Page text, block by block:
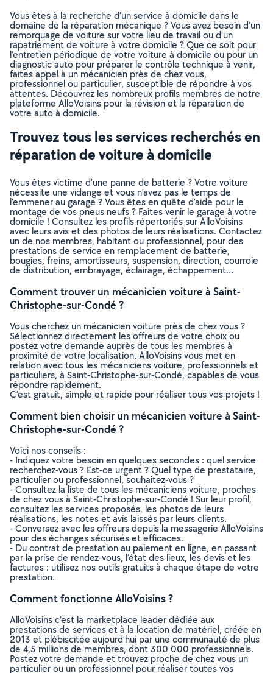
Vous êtes à la recherche d’un service à domicile dans le
domaine de la réparation mécanique ? Vous avez besoin d’un
remorquage de voiture sur votre lieu de travail ou d’un
rapatriement de voiture à votre domicile ? Que ce soit pour
l’entretien périodique de votre voiture à domicile ou pour un
diagnostic auto pour préparer le contrôle technique à venir,
faites appel à un mécanicien près de chez vous,
professionnel ou particulier, susceptible de répondre à vos
attentes. Découvrez les nombreux profils membres de notre
plateforme AlloVoisins pour la révision et la réparation de
votre auto à domicile.
Trouvez tous les services recherchés en
réparation de voiture à domicile
Vous êtes victime d’une panne de batterie ? Votre voiture
nécessite une vidange et vous n’avez pas le temps de
l’emmener au garage ? Vous êtes en quête d’aide pour le
montage de vos pneus neufs ? Faites venir le garage à votre
domicile ! Consultez les profils répertoriés sur AlloVoisins
avec leurs avis et des photos de leurs réalisations. Contactez
un de nos membres, habitant ou professionnel, pour des
prestations de service en remplacement de batterie,
bougies, freins, amortisseurs, suspension, direction, courroie
de distribution, embrayage, éclairage, échappement…
Comment trouver un mécanicien voiture à Saint-
Christophe-sur-Condé ?
Vous cherchez un mécanicien voiture près de chez vous ?
Sélectionnez directement les offreurs de votre choix ou
postez votre demande auprès de tous les membres à
proximité de votre localisation. AlloVoisins vous met en
relation avec tous les mécaniciens voiture, professionnels et
particuliers, à Saint-Christophe-sur-Condé, capables de vous
répondre rapidement.
C’est gratuit, simple et rapide pour réaliser tous vos projets !
Comment bien choisir un mécanicien voiture à Saint-
Christophe-sur-Condé ?
Voici nos conseils :
- Indiquez votre besoin en quelques secondes : quel service
recherchez-vous ? Est-ce urgent ? Quel type de prestataire,
particulier ou professionnel, souhaitez-vous ?
- Consultez la liste de tous les mécaniciens voiture, proches
de chez vous à Saint-Christophe-sur-Condé ! Sur leur profil,
consultez les services proposés, les photos de leurs
réalisations, les notes et avis laissés par leurs clients.
- Conversez avec les offreurs depuis la messagerie AlloVoisins
pour des échanges sécurisés et efficaces.
- Du contrat de prestation au paiement en ligne, en passant
par la prise de rendez-vous, l’état des lieux, les devis et les
factures : utilisez nos outils gratuits à chaque étape de votre
prestation.
Comment fonctionne AlloVoisins ?
AlloVoisins c’est la marketplace leader dédiée aux
prestations de services et à la location de matériel, créée en
2013 et plébiscitée aujourd’hui par une communauté de plus
de 4,5 millions de membres, dont 300 000 professionnels.
Postez votre demande et trouvez proche de chez vous un
particulier ou un professionnel pour réaliser toutes vos